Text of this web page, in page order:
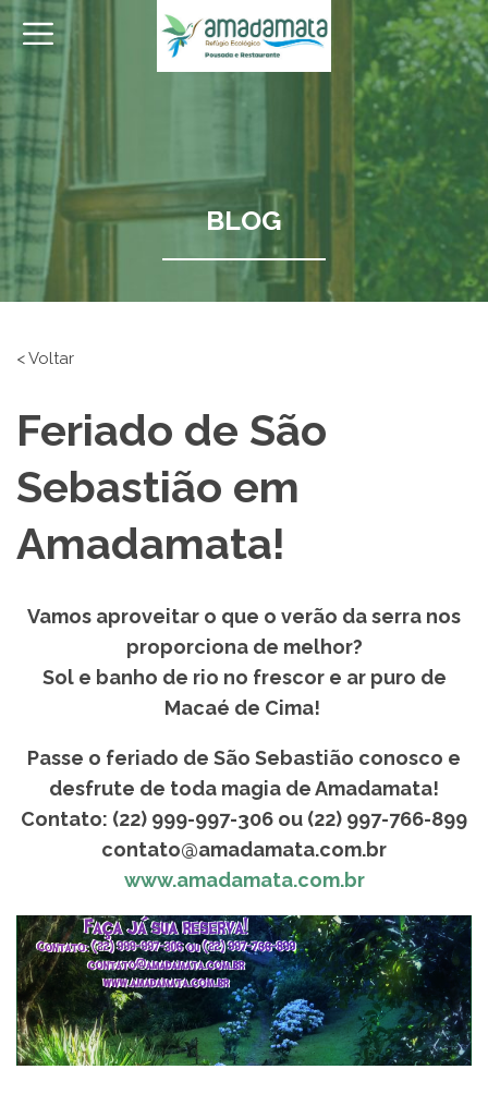
BLOG
< Voltar
Feriado de São
Sebastião em
Amadamata!
Vamos aproveitar o que o verão da serra nos
proporciona de melhor?
Sol e banho de rio no frescor e ar puro de
Macaé de Cima!
Passe o feriado de São Sebastião conosco e
desfrute de toda magia de Amadamata!
Contato: (22) 999-997-306 ou (22) 997-766-899
contato@amadamata.com.br
www.amadamata.com.br